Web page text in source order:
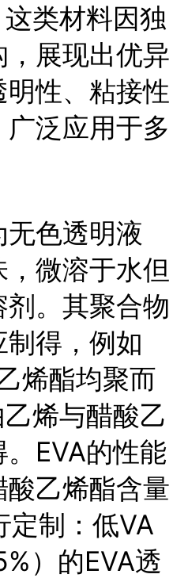
这类材料因独
展现出优异
性、粘接性
泛应用于多
色透明液
微溶于水但
。其聚合物
得，例如
烯酯均聚而
烯与醋酸乙
EVA的性能
乙烯酯含量
定制：低VA
）的EVA透